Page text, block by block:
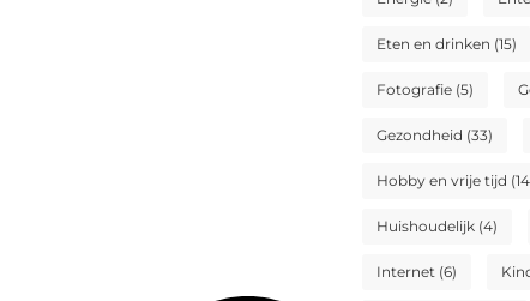
Eten en drinken (15)
Fotografie (5)
Gezondheid (33)
Hobby en vrije tijd
Huishoudelijk (4)
Internet (6)